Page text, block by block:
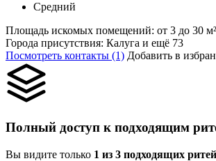
Средний
Площадь искомых помещений: от 3 до 30 м²
Города присутствия: Калуга и ещё 73
Посмотреть контакты (1) Добавить в
Полный доступ к подходящим
Вы видите только 1 из 3 подходящих